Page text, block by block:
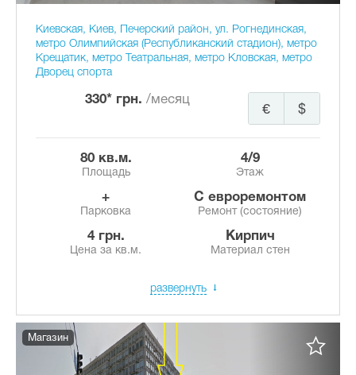
Киевская, Киев, Печерский район, ул. Рогнединская,
метро Олимпийская (Республиканский стадион), метро
Крещатик, метро Театральная, метро Кловская, метро
Дворец спорта
330* грн. /месяц
$
€
80 кв.м.
Площадь
4/9
Этаж
+
Парковка
с евроремонтом
Ремонт (состояние)
4 грн.
Цена за кв.м.
Кирпич
Материал стен
развернуть
Магазин